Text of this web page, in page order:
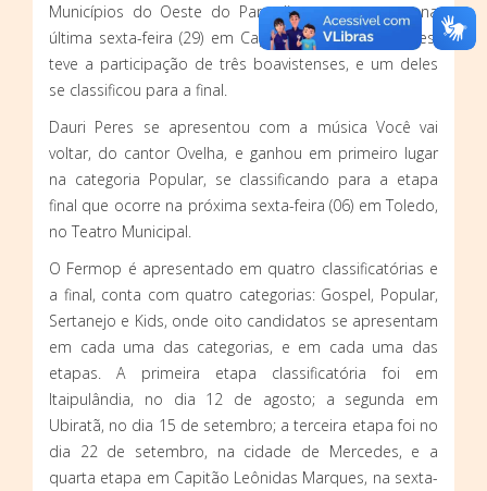
Municípios do Oeste do Paraná), que aconteceu na
última sexta-feira (29) em Capitão Leônidas Marques,
teve a participação de três boavistenses, e um deles
se classificou para a final.
Dauri Peres se apresentou com a música Você vai
voltar, do cantor Ovelha, e ganhou em primeiro lugar
na categoria Popular, se classificando para a etapa
final que ocorre na próxima sexta-feira (06) em Toledo,
no Teatro Municipal.
O Fermop é apresentado em quatro classificatórias e
a final, conta com quatro categorias: Gospel, Popular,
Sertanejo e Kids, onde oito candidatos se apresentam
em cada uma das categorias, e em cada uma das
etapas. A primeira etapa classificatória foi em
Itaipulândia, no dia 12 de agosto; a segunda em
Ubiratã, no dia 15 de setembro; a terceira etapa foi no
dia 22 de setembro, na cidade de Mercedes, e a
quarta etapa em Capitão Leônidas Marques, na sexta-